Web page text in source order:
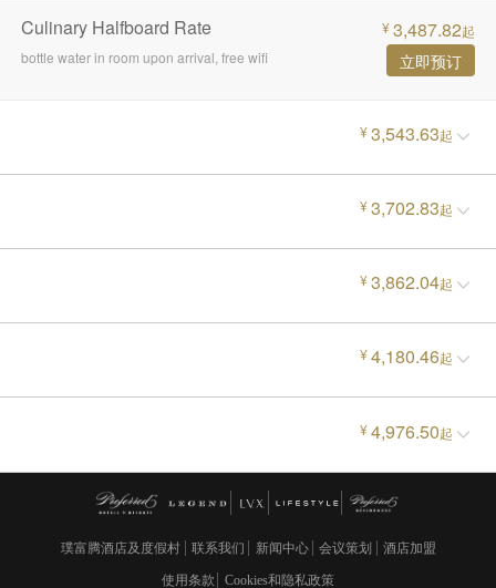
Culinary Halfboard Rate
bottle water in room upon arrival, free wifi
¥3,487.82起
立即预订
¥3,543.63起
¥3,702.83起
¥3,862.04起
¥4,180.46起
¥4,976.50起
璞富腾酒店及度假村 联系我们 新闻中心 会议策划 酒店加盟
使用条款 Cookies和隐私政策